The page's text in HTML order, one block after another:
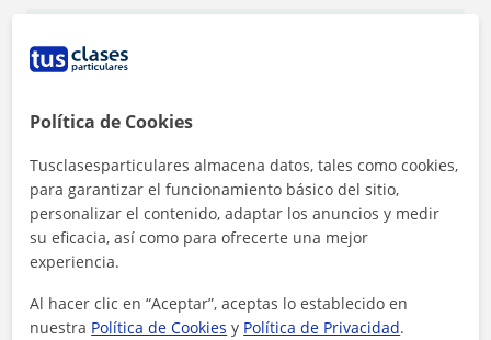
Política de Cookies
Tusclasesparticulares almacena datos, tales como cookies,
para garantizar el funcionamiento básico del sitio,
personalizar el contenido, adaptar los anuncios y medir
su eficacia, así como para ofrecerte una mejor
experiencia.
Al hacer clic en “Aceptar”, aceptas lo establecido en
nuestra Política de Cookies y Política de Privacidad.